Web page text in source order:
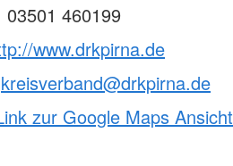
03501 460199
www.drkpirna.de
kreisverband@drkpirna.de
zur Google Maps Ansicht